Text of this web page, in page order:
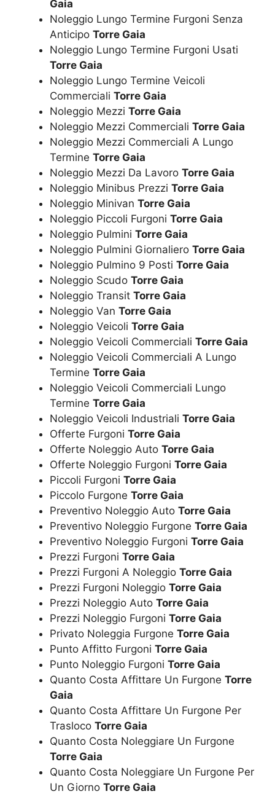
Gaia
Noleggio Lungo Termine Furgoni Senza
Anticipo Torre Gaia
Noleggio Lungo Termine Furgoni Usati
Torre Gaia
Noleggio Lungo Termine Veicoli
Commerciali Torre Gaia
Noleggio Mezzi Torre Gaia
Noleggio Mezzi Commerciali Torre Gaia
Noleggio Mezzi Commerciali A Lungo
Termine Torre Gaia
Noleggio Mezzi Da Lavoro Torre Gaia
Noleggio Minibus Prezzi Torre Gaia
Noleggio Minivan Torre Gaia
Noleggio Piccoli Furgoni Torre Gaia
Noleggio Pulmini Torre Gaia
Noleggio Pulmini Giornaliero Torre Gaia
Noleggio Pulmino 9 Posti Torre Gaia
Noleggio Scudo Torre Gaia
Noleggio Transit Torre Gaia
Noleggio Van Torre Gaia
Noleggio Veicoli Torre Gaia
Noleggio Veicoli Commerciali Torre Gaia
Noleggio Veicoli Commerciali A Lungo
Termine Torre Gaia
Noleggio Veicoli Commerciali Lungo
Termine Torre Gaia
Noleggio Veicoli Industriali Torre Gaia
Offerte Furgoni Torre Gaia
Offerte Noleggio Auto Torre Gaia
Offerte Noleggio Furgoni Torre Gaia
Piccoli Furgoni Torre Gaia
Piccolo Furgone Torre Gaia
Preventivo Noleggio Auto Torre Gaia
Preventivo Noleggio Furgone Torre Gaia
Preventivo Noleggio Furgoni Torre Gaia
Prezzi Furgoni Torre Gaia
Prezzi Furgoni A Noleggio Torre Gaia
Prezzi Furgoni Noleggio Torre Gaia
Prezzi Noleggio Auto Torre Gaia
Prezzi Noleggio Furgoni Torre Gaia
Privato Noleggia Furgone Torre Gaia
Punto Affitto Furgoni Torre Gaia
Punto Noleggio Furgoni Torre Gaia
Quanto Costa Affittare Un Furgone Torre
Gaia
Quanto Costa Affittare Un Furgone Per
Trasloco Torre Gaia
Quanto Costa Noleggiare Un Furgone
Torre Gaia
Quanto Costa Noleggiare Un Furgone Per
Un Giorno Torre Gaia